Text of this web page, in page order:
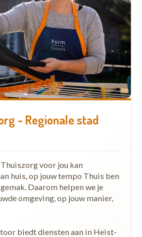
- Regionale stad
voor jou kan
huis, op jouw tempo Thuis ben
Daarom helpen we je
omgeving, op jouw manier,
biedt diensten aan in Heist-